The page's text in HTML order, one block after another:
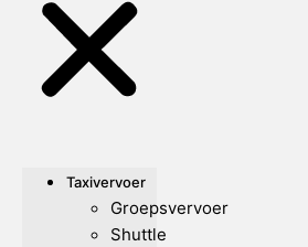
Taxivervoer
Groepsvervoer
Shuttle